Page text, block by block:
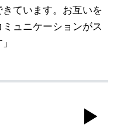
ています。お互いを
ュニケーションがス